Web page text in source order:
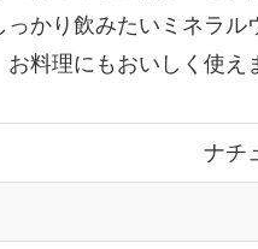
かり飲みたいミネラル
料理にもおいしく使え
ナチ